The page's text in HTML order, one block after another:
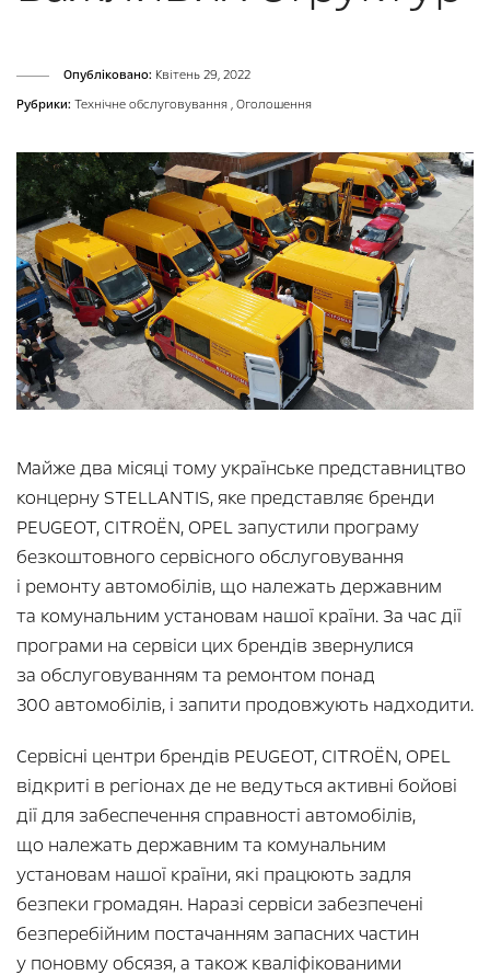
Опубліковано: Квітень 29, 2022
Рубрики: Технічне обслуговування , Оголошення
Майже два місяці тому українське представництво
концерну STELLANTIS, яке представляє бренди
PEUGEOT, CITROËN, OPEL запустили програму
безкоштовного сервісного обслуговування
і ремонту автомобілів, що належать державним
та комунальним установам нашої країни. За час дії
програми на сервіси цих брендів звернулися
за обслуговуванням та ремонтом понад
300 автомобілів, і запити продовжують надходити.
Сервісні центри брендів PEUGEOT, CITROËN, OPEL
відкриті в регіонах де не ведуться активні бойові
дії для забеспечення справності автомобілів,
що належать державним та комунальним
установам нашої країни, які працюють задля
безпеки громадян. Наразі сервіси забезпечені
безперебійним постачанням запасних частин
у поновму обсязя, а також кваліфікованими